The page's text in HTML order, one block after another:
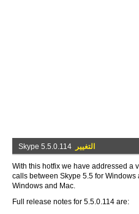
Skype 5.5.0.114 التغيير
With this hotfix we have addressed a
calls between Skype 5.5 for
Windows and Mac.
Full release notes for 5.5.0.114 are: